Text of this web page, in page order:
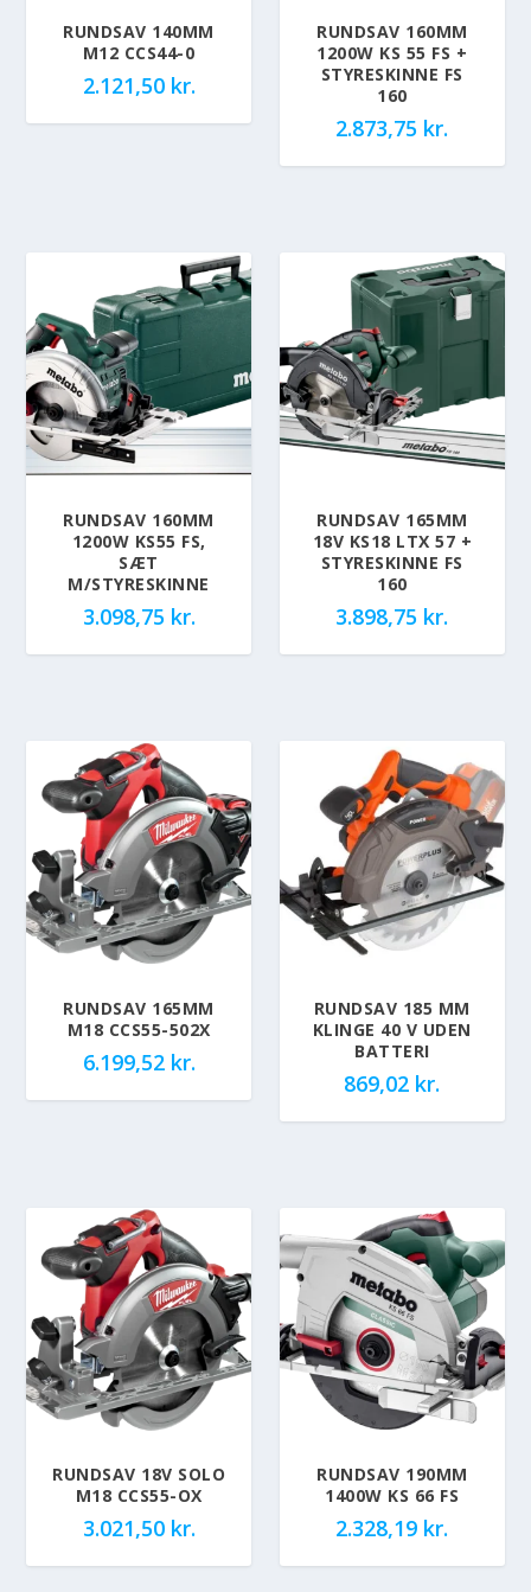
RUNDSAV 140MM
M12 CCS44-0
2.121,50 kr.
RUNDSAV 160MM
1200W KS 55 FS +
STYRESKINNE FS
160
2.873,75 kr.
RUNDSAV 160MM
1200W KS55 FS,
SÆT
M/STYRESKINNE
3.098,75 kr.
RUNDSAV 165MM
18V KS18 LTX 57 +
STYRESKINNE FS
160
3.898,75 kr.
RUNDSAV 165MM
M18 CCS55-502X
6.199,52 kr.
RUNDSAV 185 MM
KLINGE 40 V UDEN
BATTERI
869,02 kr.
RUNDSAV 18V SOLO
M18 CCS55-OX
3.021,50 kr.
RUNDSAV 190MM
1400W KS 66 FS
2.328,19 kr.